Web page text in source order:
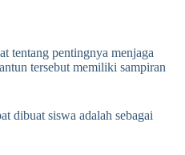
tentang pentingnya menjaga
tersebut memiliki sampiran
dibuat siswa adalah sebagai